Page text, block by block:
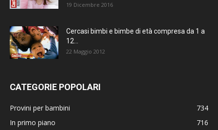
19 Dicembre 2016
Cercasi bimbi e bimbe di età compresa da 1 a
12...
22 Maggio 2012
CATEGORIE POPOLARI
Provini per bambini
734
In primo piano
716